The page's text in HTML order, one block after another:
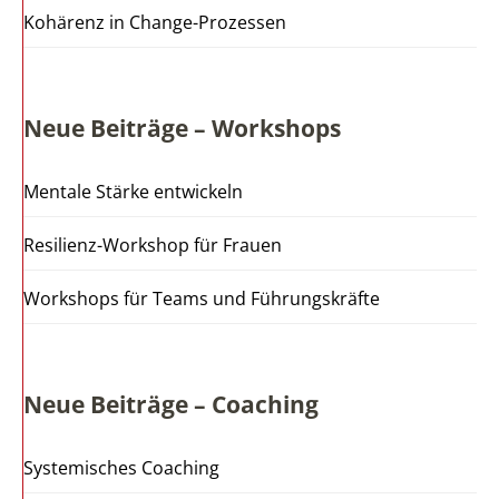
Kohärenz in Change-Prozessen
Neue Beiträge – Workshops
Mentale Stärke entwickeln
Resilienz-Workshop für Frauen
Workshops für Teams und Führungskräfte
Neue Beiträge – Coaching
Systemisches Coaching